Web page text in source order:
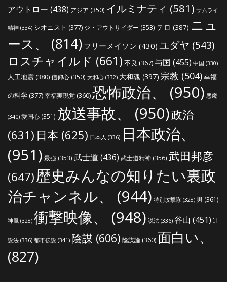
アウトロー (438) アジア (350) イルミナティ (581) サムライ
精神 (334) シオニスト (377) ジ・アウトサイダー (353) テロ (387) ニュ
ース、
(814) フリーメイソン (430) ユダヤ (543)
ロスチャイルド (661) 不良 (367)与国 (455) 中国 (330)
人工地震(380)信仰心 (350) 大和心 (332) 大和魂 (397) 宗教 (504)幸福
の科学(377)幸福実現党 (360)恐怖政治、 (950) 悪魔
(340) 愛国心 (351) 放送事故、 (950)政治
(631) 日本 (625) 日本人 (336) 日本政治、
(951) 最強 (353) 武士道 (436) 武士道精神 (356) 武田邦彦
(647)歴史みんなの知りたい裏政
治チャンネル、
(944) 特別攻撃隊 (328) 男 (361)
神風 (328) 衝撃映像、 (948) 説法 (336) 谷山 (451) 辻
説法 (336) 都市伝説 (341) 陰謀 (606) 陰謀論 (360)面白い、
(827)